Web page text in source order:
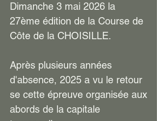
Dimanche 3 mai 2026 la
27ème édition de la Course de
Côte de la CHOISILLE.
Après plusieurs années
d'absence, 2025 a vu le retour
se cette épreuve organisée aux
abords de la capitale